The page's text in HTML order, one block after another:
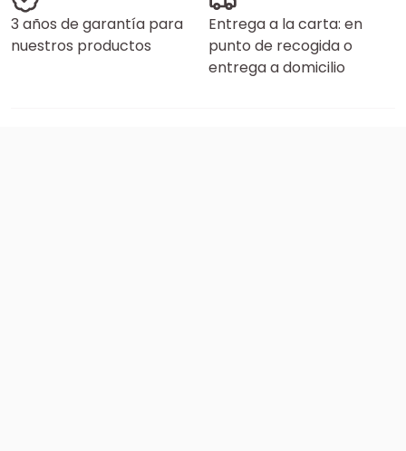
3 años de garantía para
nuestros productos
Entrega a la carta: en
punto de recogida o
entrega a domicilio